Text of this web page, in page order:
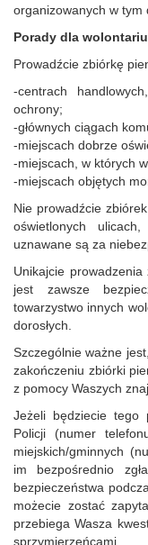
organizowanych w tym
Porady dla
Prowadźcie zbiórkę
-centrach
ochrony;
-głównych ciągach
-miejscach dobrze
-miejscach, w których
-miejscach objętych
Nie prowadźcie
oświetlonych
uznawane są za
Unikajcie
jest zawsze
towarzystwo innych
dorosłych.
Szczególnie ważne
zakończeniu zbiórki
z pomocy Waszych
Jeżeli będziecie tego
Policji (numer
miejskich/gminnych
im bezpośrednio
bezpieczeństwa
możecie zostać
przebiega Wasza
sprzymierzeńcami.